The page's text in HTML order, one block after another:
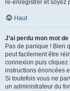
ré-enregistrer et soyez
Haut
J’ai perdu mon mot
Pas de panique ! Bien
peut facilement être
connexion puis cliquez
instructions énoncées
Si toutefois vous ne
un administrateur du